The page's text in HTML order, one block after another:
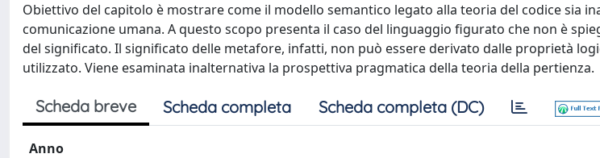
Obiettivo del capitolo è mostrare come il modello semantico legato alla teoria del codice sia
comunicazione umana. A questo scopo presenta il caso del linguaggio figurato che non è
del significato. Il significato delle metafore, infatti, non può essere derivato dalle proprietà
utilizzato. Viene esaminata inalternativa la prospettiva pragmatica della teoria della pertienza.
Scheda breve Scheda completa Scheda completa (DC)
Anno